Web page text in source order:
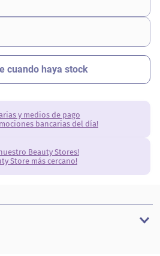
y medios de pago
bancarias del día!
Beauty Stores!
Store más cercano!